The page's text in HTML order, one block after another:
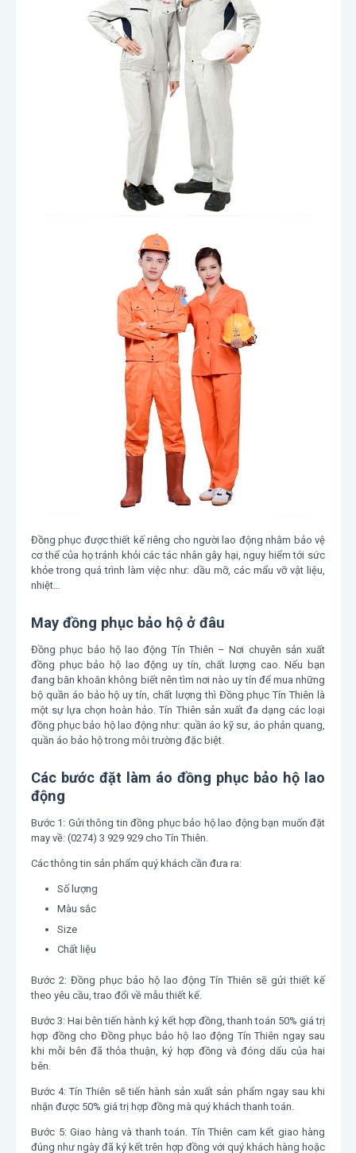
Đồng phục được thiết kế riêng cho người lao động nhằm bảo vệ
cơ thể của họ tránh khỏi các tác nhân gây hại, nguy hiểm tới sức
khỏe trong quá trình làm việc như: dầu mỡ, các mẩu vỡ vật liệu,
nhiệt…
May đồng phục bảo hộ ở đâu
Đồng phục bảo hộ lao động Tín Thiên – Nơi chuyên sản xuất
đồng phục bảo hộ lao động uy tín, chất lượng cao. Nếu bạn
đang băn khoăn không biết nên tìm nơi nào uy tín để mua những
bộ quần áo bảo hộ uy tín, chất lượng thì Đồng phục Tín Thiên là
một sự lựa chọn hoàn hảo. Tín Thiên sản xuất đa dạng các loại
đồng phục bảo hộ lao động như: quần áo kỹ sư, áo phản quang,
quần áo bảo hộ trong môi trường đặc biệt.
Các bước đặt làm áo đồng phục bảo hộ lao
động
Bước 1: Gửi thông tin đồng phục bảo hộ lao động bạn muốn đặt
may về: (0274) 3 929 929 cho Tín Thiên.
Các thông tin sản phẩm quý khách cần đưa ra:
Số lượng
Màu sắc
Size
Chất liệu
Bước 2: Đồng phục bảo hộ lao động Tín Thiên sẽ gửi thiết kế
theo yêu cầu, trao đổi về mẫu thiết kế.
Bước 3: Hai bên tiến hành ký kết hợp đồng, thanh toán 50% giá trị
hợp đồng cho Đồng phục bảo hộ lao động Tín Thiên ngay sau
khi mỗi bên đã thỏa thuận, ký hợp đồng và đóng dấu của hai
bên.
Bước 4: Tín Thiên sẽ tiến hành sản xuất sản phẩm ngay sau khi
nhận được 50% giá trị hợp đồng mà quý khách thanh toán.
Bước 5: Giao hàng và thanh toán. Tín Thiên cam kết giao hàng
đúng như ngày đã ký kết trên hợp đồng với quý khách hàng hoặc